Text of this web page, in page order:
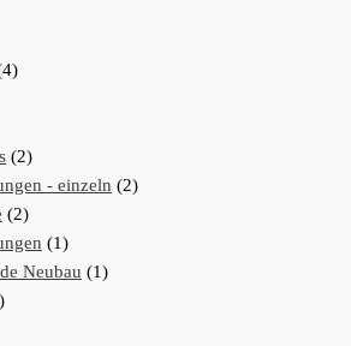
(2)
- einzeln (2)
(2)
(1)
Neubau (1)